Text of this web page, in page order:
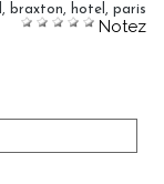
braxton hotel paris
Notez